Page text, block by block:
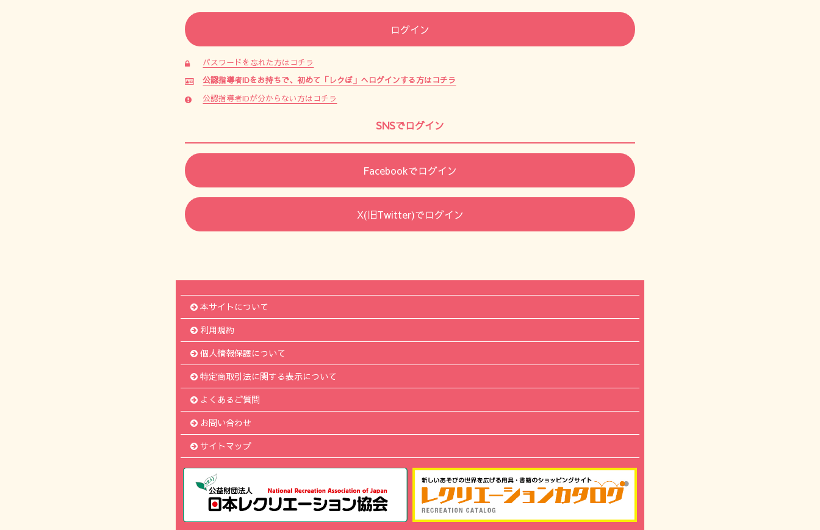
ログイン
パスワードを忘れた方はコチラ
公認指導者IDをお持ちで、初めて「レクぽ」へログインする方はコチラ
公認指導者IDが分からない方はコチラ
SNSでログイン
Facebookでログイン
X(旧Twitter)でログイン
本サイトについて
利用規約
個人情報保護について
特定商取引法に関する表示について
よくあるご質問
お問い合わせ
サイトマップ